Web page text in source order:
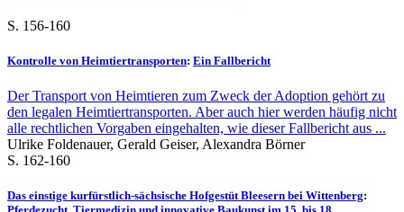
S. 156-160
Kontrolle von Heimtiertransporten: Ein Fallbericht
Der Transport von Heimtieren zum Zweck der Adoption gehört zu
den legalen Heimtiertransporten. Aber auch hier werden häufig nicht
alle rechtlichen Vorgaben eingehalten, wie dieser Fallbericht aus ...
Ulrike Foldenauer, Gerald Geiser, Alexandra Börner
S. 162-160
Das einstige kurfürstlich-sächsische Hofgestüt Bleesern bei Wittenberg: